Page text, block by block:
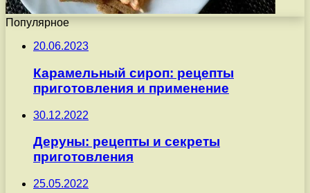
Популярное
20.06.2023
Карамельный сироп: рецепты
приготовления и применение
30.12.2022
Деруны: рецепты и секреты
приготовления
25.05.2022